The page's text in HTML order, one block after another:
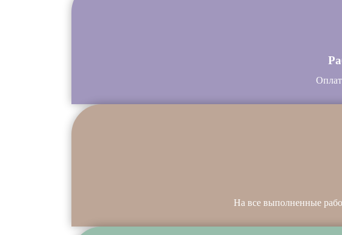
На все выполненные